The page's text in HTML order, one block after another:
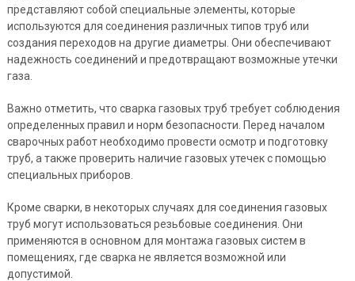
представляют собой специальные элементы, которые
используются для соединения различных типов труб или
создания переходов на другие диаметры. Они обеспечивают
надежность соединений и предотвращают возможные утечки
газа.
Важно отметить, что сварка газовых труб требует соблюдения
определенных правил и норм безопасности. Перед началом
сварочных работ необходимо провести осмотр и подготовку
труб, а также проверить наличие газовых утечек с помощью
специальных приборов.
Кроме сварки, в некоторых случаях для соединения газовых
труб могут использоваться резьбовые соединения. Они
применяются в основном для монтажа газовых систем в
помещениях, где сварка не является возможной или
допустимой.